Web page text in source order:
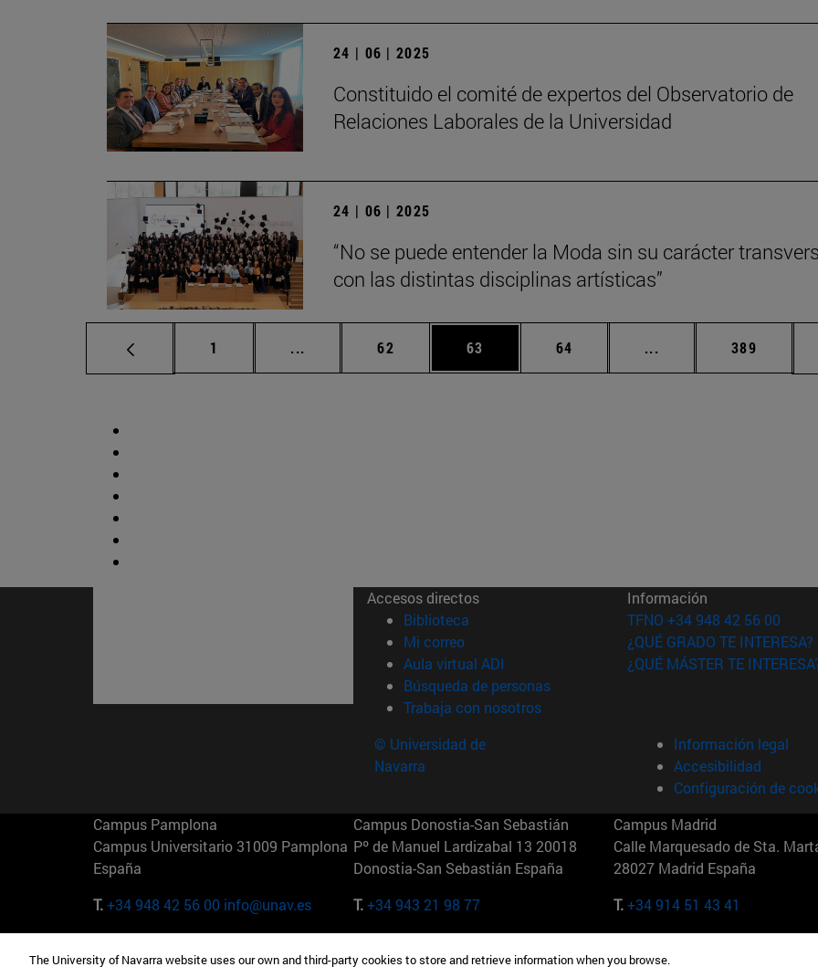
24 | 06 | 2025
Constituido el comité de expertos del Observatorio de
Relaciones Laborales de la Universidad
24 | 06 | 2025
“No se puede entender la Moda sin su carácter
con las distintas disciplinas artísticas”
Página
1 ... Páginas intermedias Use TAB para desplazarse.
Página
62 Página
63 Página
64 ... Páginas intermedias
Página
389
Accesos directos
Biblioteca (abre en nueva ventana)
Mi correo(abre en nueva ventana)
Aula virtual ADI (abre en nueva ventana)
Búsqueda de personas(abre en nueva ventana)
Trabaja con nosotros(abre en nueva ventana)
Información
TFNO +34 948 42 56 00
¿QUÉ GRADO TE INTERESA?
¿QUÉ MÁSTER TE
© Universidad de
Navarra
Información legal
Accesibilidad
Configuración de
Campus Pamplona
Campus Universitario 31009 Pamplona
España
T.+34 948 42 56 00 info@unav.es
Campus Donostia-San Sebastián
Pº de Manuel Lardizabal 13 20018
Donostia-San Sebastián España
T.+34 943 21 98 77
Campus Madrid
Calle Marquesado de Sta.
28027 Madrid España
T.+34 914 51 43 41
Camino del Cerro Águila 3 28023
165 W 57th St 10019-2201 Nueva York Maria-Theresia-Straße 15
The University of Navarra website uses our own and third-party cookies to store and retrieve information when you browse.